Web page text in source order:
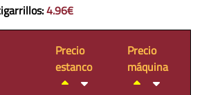
:4.96€
Precio
estanco
Precio
máquina